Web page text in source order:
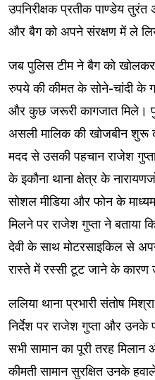
उपनिरीक्षक प्रतीक पाण्डेय
और बैग को अपने संरक्षण में ले
जब पुलिस टीम ने बैग को
रुपये की कीमत के सोने-चांदी के
और कुछ जरूरी कागजात मिले।
असली मालिक की खोजबीन शुरू
मदद से उसकी पहचान राजेश
के इकौना थाना क्षेत्र के
सोशल मीडिया और फोन के
मिलने पर राजेश गुप्ता ने बताया
देवी के साथ मोटरसाइकिल से
रास्ते में रस्सी टूट जाने के कारण
ललिया थाना प्रभारी संतोष
निर्देश पर राजेश गुप्ता और उनके
सभी सामान का पूरी तरह
कीमती सामान सुरक्षित उनके